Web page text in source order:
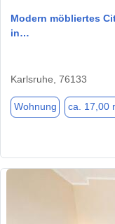
Modern möbliertes
in…
Karlsruhe, 76133
Wohnung ca. 17,00